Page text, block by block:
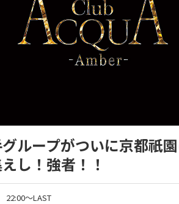
ループがついに京都祇
し！強者！！
22:00〜LAST